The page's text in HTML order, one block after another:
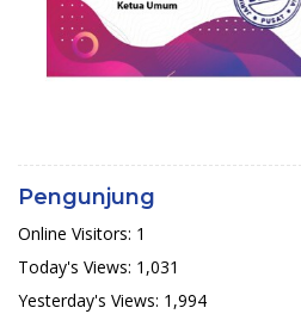
Pengunjung
Online Visitors: 1
Today's Views: 1,031
Yesterday's Views: 1,994